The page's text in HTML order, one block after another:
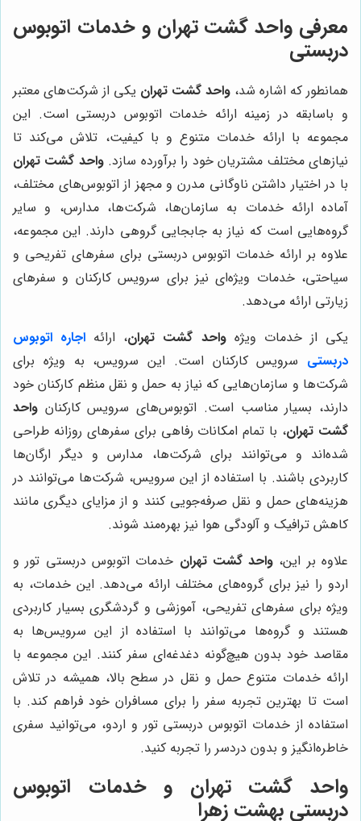
معرفی واحد گشت تهران و خدمات اتوبوس
دربستی
همانطور که اشاره شد، واحد گشت تهران یکی از شرکت‌های معتبر
و باسابقه در زمینه ارائه خدمات اتوبوس دربستی است. این
مجموعه با ارائه خدمات متنوع و با کیفیت، تلاش می‌کند تا
نیازهای مختلف مشتریان خود را برآورده سازد.واحد گشت تهران
با در اختیار داشتن ناوگانی مدرن و مجهز از اتوبوس‌های مختلف،
آماده ارائه خدمات به سازمان‌ها، شرکت‌ها، مدارس، و سایر
گروه‌هایی است که نیاز به جابجایی گروهی دارند. این مجموعه،
علاوه بر ارائه خدمات اتوبوس دربستی برای سفرهای تفریحی و
سیاحتی، خدمات ویژه‌ای نیز برای سرویس کارکنان و سفرهای
زیارتی ارائه می‌دهد.
یکی از خدمات ویژهواحد گشت تهران، ارائه اجاره اتوبوس
دربستی سرویس کارکنان است. این سرویس، به ویژه برای
شرکت‌ها و سازمان‌هایی که نیاز به حمل و نقل منظم کارکنان خود
دارند، بسیار مناسب است. اتوبوس‌های سرویس کارکنان واحد
گشت تهران، با تمام امکانات رفاهی برای سفرهای روزانه طراحی
شده‌اند و می‌توانند برای شرکت‌ها، مدارس و دیگر ارگان‌ها
کاربردی باشند. با استفاده از این سرویس، شرکت‌ها می‌توانند در
هزینه‌های حمل و نقل صرفه‌جویی کنند و از مزایای دیگری مانند
کاهش ترافیک و آلودگی هوا نیز بهره‌مند شوند.
علاوه بر این، واحد گشت تهران خدمات اتوبوس دربستی تور و
اردو را نیز برای گروه‌های مختلف ارائه می‌دهد. این خدمات، به
ویژه برای سفرهای تفریحی، آموزشی و گردشگری بسیار کاربردی
هستند و گروه‌ها می‌توانند با استفاده از این سرویس‌ها به
مقاصد خود بدون هیچ‌گونه دغدغه‌ای سفر کنند. این مجموعه با
ارائه خدمات متنوع حمل و نقل در سطح بالا، همیشه در تلاش
است تا بهترین تجربه سفر را برای مسافران خود فراهم کند. با
استفاده از خدمات اتوبوس دربستی تور و اردو، می‌توانید سفری
خاطره‌انگیز و بدون دردسر را تجربه کنید.
واحد گشت تهران و خدمات اتوبوس
دربستی بهشت زهرا